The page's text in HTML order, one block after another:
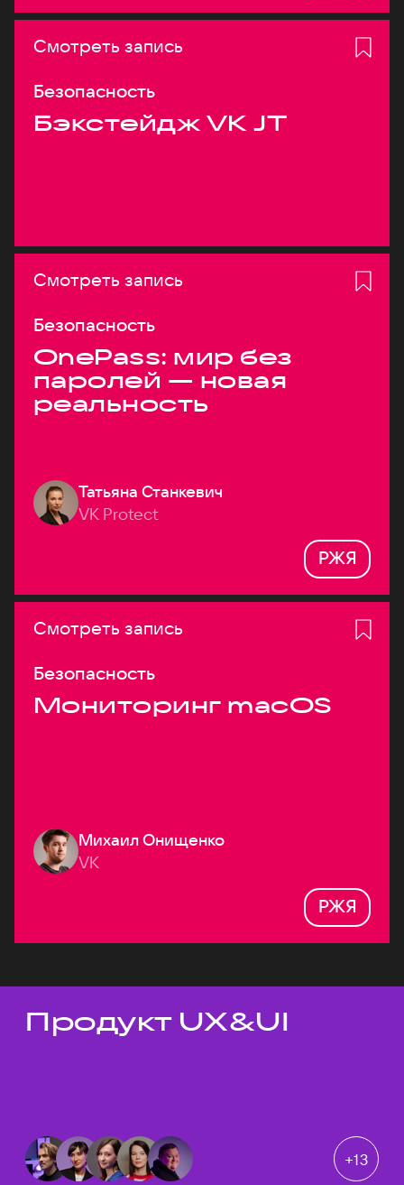
Смотреть запись
Безопасность
Бэкстейдж VK JT
Смотреть запись
Безопасность
OnePass: мир без
паролей — новая
реальность
Татьяна Станкевич
VK Protect
РЖЯ
Смотреть запись
Безопасность
Мониторинг macOS
Михаил Онищенко
VK
РЖЯ
Темы докладов
Продукт UX&UI
+13